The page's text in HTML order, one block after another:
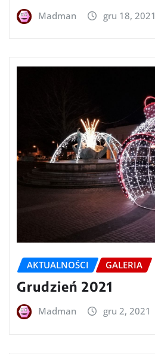
Madman gru 18, 2021
AKTUALNOŚCI GALERIA
Grudzień 2021
Madman gru 2, 2021